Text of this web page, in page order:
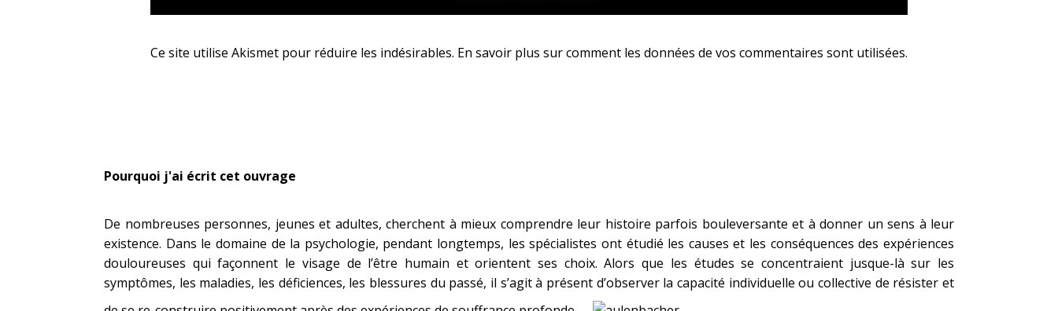
Ce site utilise Akismet pour réduire les indésirables. En savoir plus sur comment les données de vos commentaires sont utilisées.
Pourquoi j'ai écrit cet ouvrage
De nombreuses personnes, jeunes et adultes, cherchent à mieux comprendre leur histoire parfois bouleversante et à donner un sens à leur
existence. Dans le domaine de la psychologie, pendant longtemps, les spécialistes ont étudié les causes et les conséquences des expériences
douloureuses qui façonnent le visage de l’être humain et orientent ses choix. Alors que les études se concentraient jusque-là sur les
symptômes, les maladies, les déficiences, les blessures du passé, il s’agit à présent d’observer la capacité individuelle ou collective de résister et